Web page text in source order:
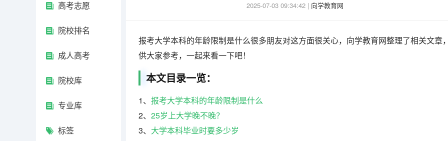
高考志愿
院校排名
成人高考
院校库
专业库
标签
2025-07-03 09:34:42 | 向学教育网
报考大学本科的年龄限制是什么很多朋友对这方面很关心，向学教育网整理了相关文章
供大家参考，一起来看一下吧！
本文目录一览：
1、 报考大学本科的年龄限制是什么
2、 25岁上大学晚不晚？
3、 大学本科毕业时要多少岁